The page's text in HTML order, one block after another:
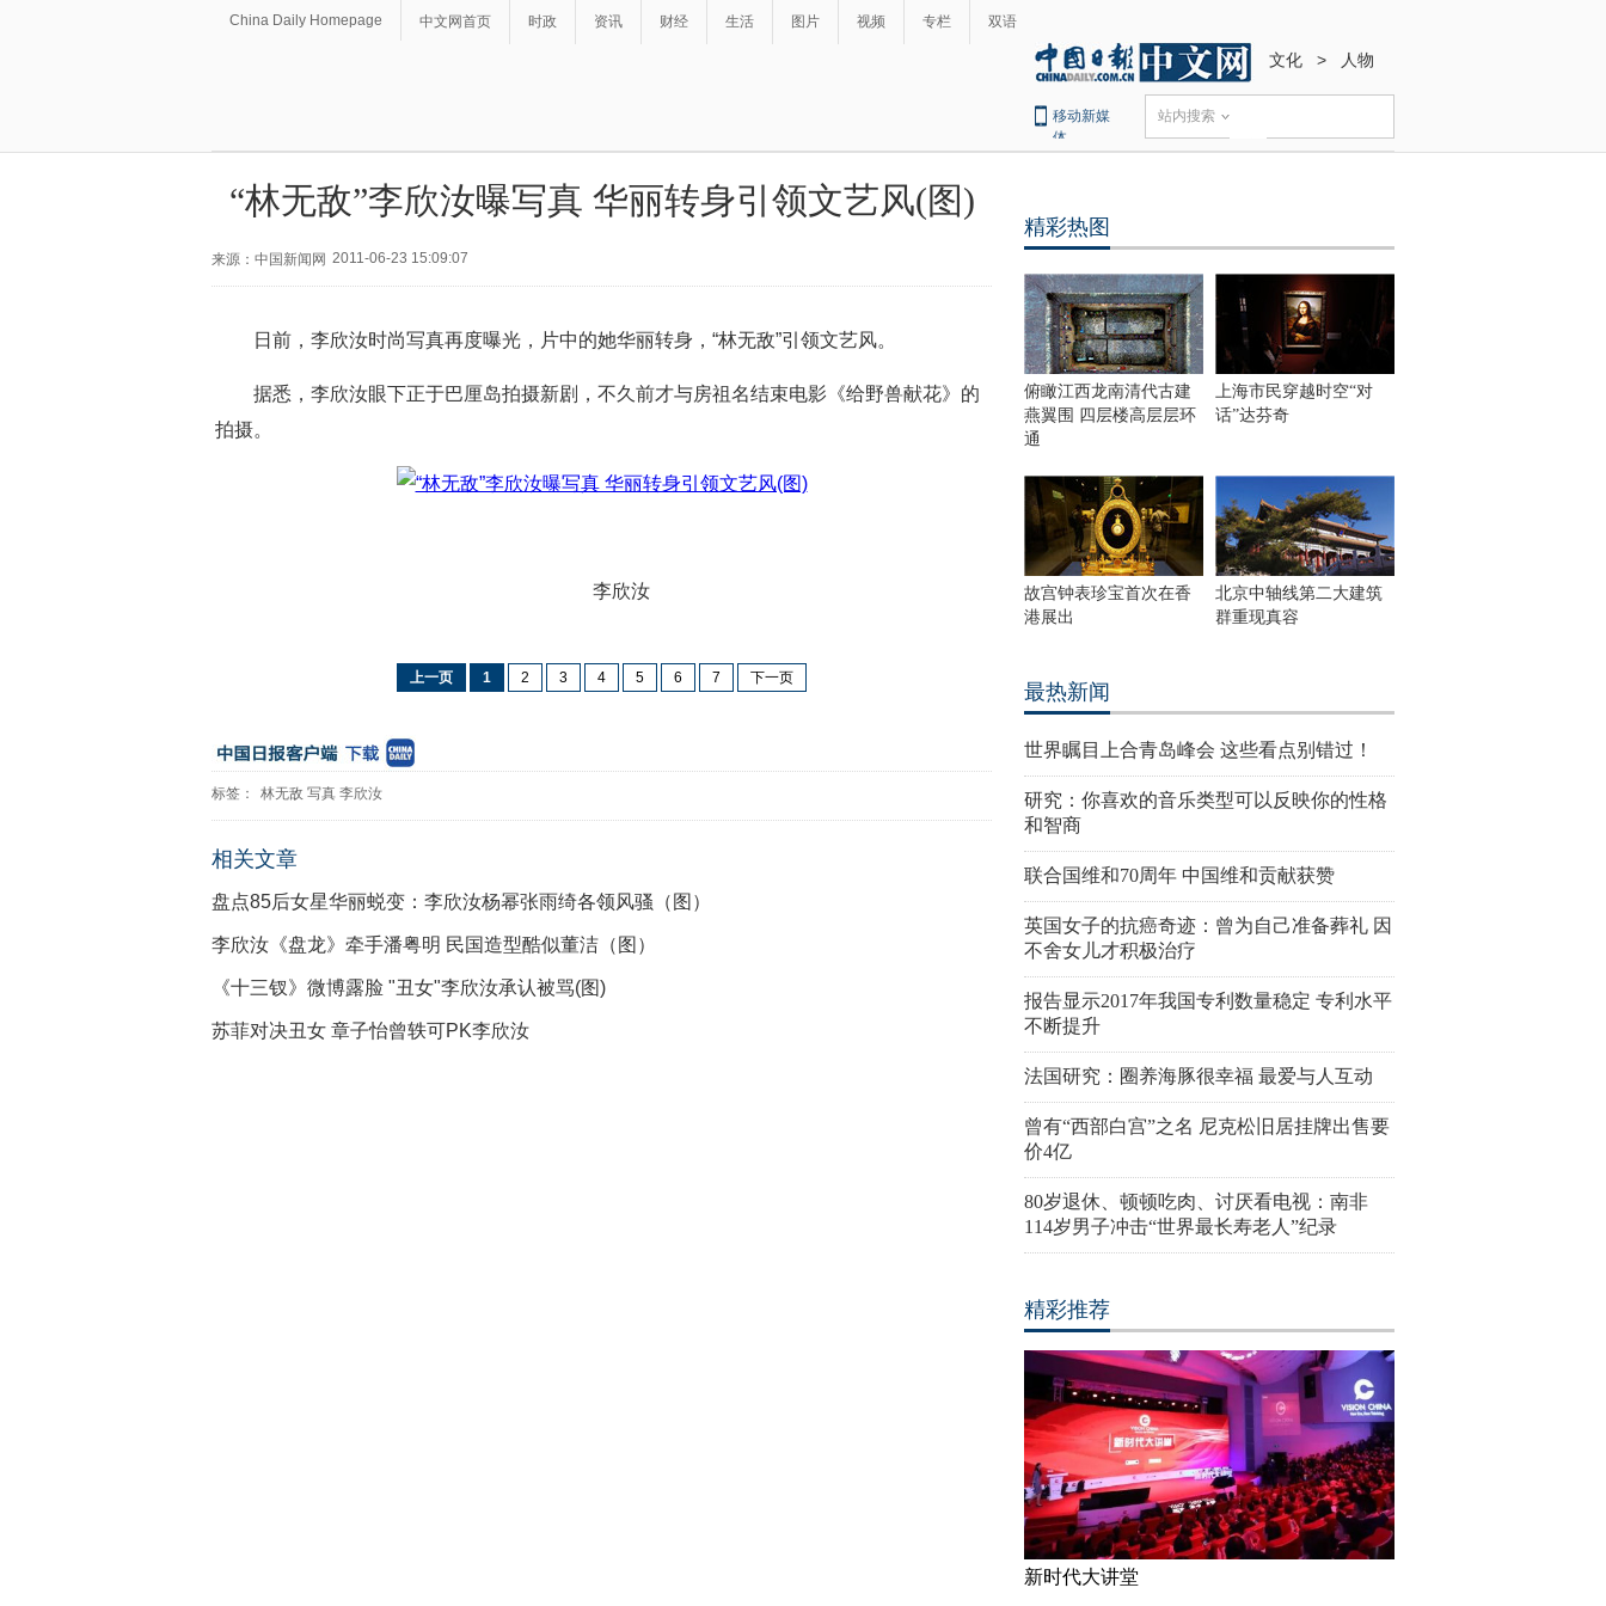
China Daily Homepage 中文网首页 时政 资讯 财经 生活 图片 视频 专栏 双语
文化 > 人物
移动新媒
体
站内搜索
“林无敌”李欣汝曝写真 华丽转身引领文艺风(图)
来源：中国新闻网 2011-06-23 15:09:07
日前，李欣汝时尚写真再度曝光，片中的她华丽转身，“林无敌”引领文艺风。
据悉，李欣汝眼下正于巴厘岛拍摄新剧，不久前才与房祖名结束电影《给野兽献花》的
拍摄。
李欣汝
上一页 1 2 3 4 5 6 7 下一页
标签： 林无敌 写真 李欣汝
相关文章
盘点85后女星华丽蜕变：李欣汝杨幂张雨绮各领风骚（图）
李欣汝《盘龙》牵手潘粤明 民国造型酷似董洁（图）
《十三钗》微博露脸 "丑女"李欣汝承认被骂(图)
苏菲对决丑女 章子怡曾轶可PK李欣汝
精彩热图
俯瞰江西龙南清代古建
燕翼围 四层楼高层层环
通
上海市民穿越时空“对
话”达芬奇
故宫钟表珍宝首次在香
港展出
北京中轴线第二大建筑
群重现真容
最热新闻
世界瞩目上合青岛峰会 这些看点别错过！
研究：你喜欢的音乐类型可以反映你的性格
和智商
联合国维和70周年 中国维和贡献获赞
英国女子的抗癌奇迹：曾为自己准备葬礼 因
不舍女儿才积极治疗
报告显示2017年我国专利数量稳定 专利水平
不断提升
法国研究：圈养海豚很幸福 最爱与人互动
曾有“西部白宫”之名 尼克松旧居挂牌出售要
价4亿
80岁退休、顿顿吃肉、讨厌看电视：南非
114岁男子冲击“世界最长寿老人”纪录
精彩推荐
新时代大讲堂